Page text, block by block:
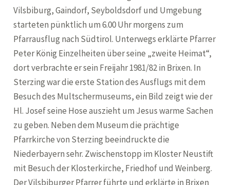
Vilsbiburg, Gaindorf, Seyboldsdorf und Umgebung
starteten pünktlich um 6.00 Uhr morgens zum
Pfarrausflug nach Südtirol. Unterwegs erklärte Pfarrer
Peter König Einzelheiten über seine „zweite Heimat“,
dort verbrachte er sein Freijahr 1981/82 in Brixen. In
Sterzing war die erste Station des Ausflugs mit dem
Besuch des Multschermuseums, ein Bild zeigt wie der
Hl. Josef seine Hose auszieht um Jesus warme Sachen
zu geben. Neben dem Museum die prächtige
Pfarrkirche von Sterzing beeindruckte die
Niederbayern sehr. Zwischenstopp im Kloster Neustift
mit Besuch der Klosterkirche, Friedhof und Weinberg.
Der Vilsbiburger Pfarrer führte und erklärte in Brixen